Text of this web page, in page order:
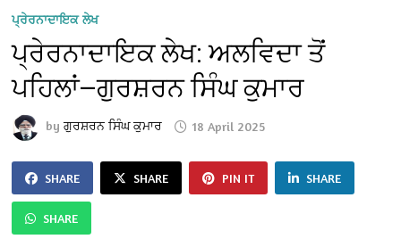
ਪ੍ਰੇਰਨਾਦਾਇਕ ਲੇਖ
ਪ੍ਰੇਰਨਾਦਾਇਕ ਲੇਖ: ਅਲਵਿਦਾ ਤੋਂ
ਪਹਿਲਾਂ—ਗੁਰਸ਼ਰਨ ਸਿੰਘ ਕੁਮਾਰ
byਗੁਰਸ਼ਰਨ ਸਿੰਘ ਕੁਮਾਰ 18 April 2025
SHARE SHARE PIN IT SHARE
SHARE